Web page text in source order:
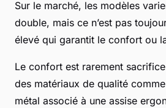
Sur le marché, les modèles
double, mais ce n’est pas
élevé qui garantit le confort ou
Le confort est rarement
des matériaux de qualité
métal associé à une assise